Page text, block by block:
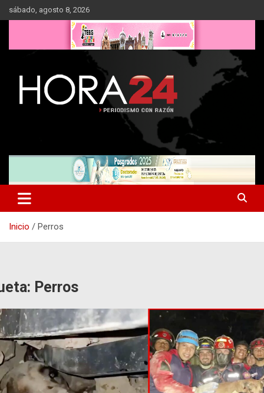
Saltar
al
sábado, agosto 8, 2026
Inicio Perros
Perros